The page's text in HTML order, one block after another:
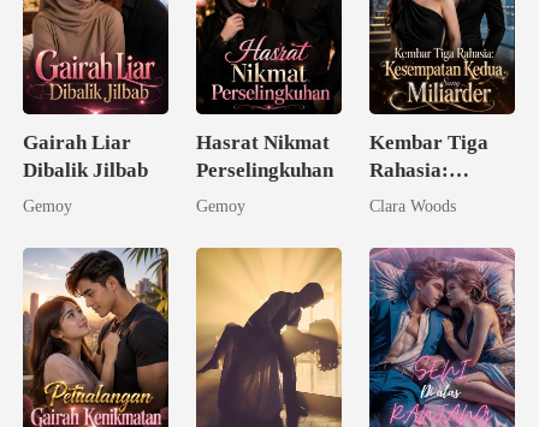
Gairah Liar
Dibalik Jilbab
Gemoy
Hasrat Nikmat
Perselingkuhan
Gemoy
Kembar Tiga
Rahasia:
Kesempatan
Miliarder
Clara Woods